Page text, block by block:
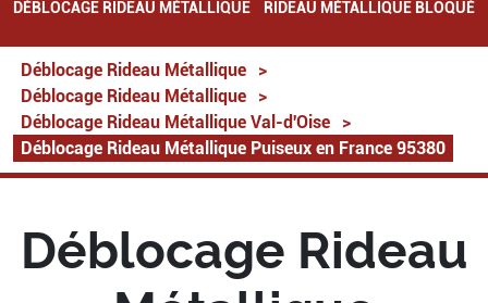
DÉBLOCAGE RIDEAU MÉTALLIQUE
RIDEAU MÉTALLIQUE BLOQUÉ
Déblocage Rideau Métallique
>
Déblocage Rideau Métallique
>
Déblocage Rideau Métallique Val-d'Oise
>
Déblocage Rideau Métallique Puiseux en France 95380
Déblocage Rideau